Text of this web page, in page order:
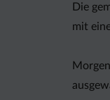
Die
mit